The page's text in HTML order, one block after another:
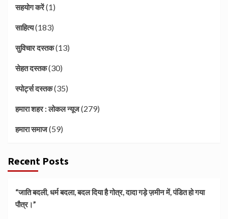
सहयोग करें(1)
साहित्य(183)
सुविचार दस्तक(13)
सेहत दस्तक(30)
स्पोर्ट्स दस्तक(35)
हमारा शहर : लोकल न्यूज(279)
हमारा समाज(59)
Recent Posts
“जाति बदली, धर्म बदला, बदल दिया है गोत्र, दादा गड़े ज़मीन में, पंडित हो गया
पौत्र।”